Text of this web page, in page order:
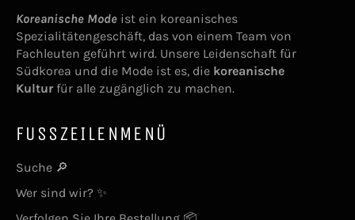
Koreanische Mode ist ein koreanisches
Spezialitätengeschäft, das von einem Team von
Fachleuten geführt wird. Unsere Leidenschaft für
Südkorea und die Mode ist es, die koreanische
Kultur für alle zugänglich zu machen.
FUSSZEILENMENÜ
Suche 🔎
Wer sind wir? ✨